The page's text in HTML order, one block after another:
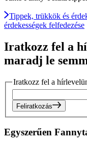
Tippek, trükkök és
érdekességek felfedezése
Iratkozz fel a
maradj le
Iratkozz fel a
Feliratkozás
Egyszerűen